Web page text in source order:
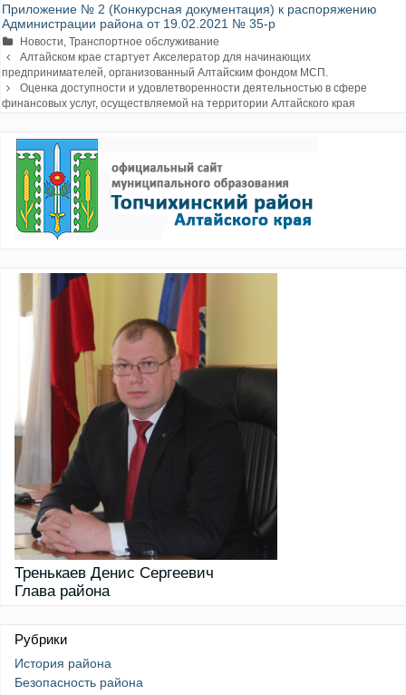
Приложение № 2 (Конкурсная документация) к распоряжению
Администрации района от 19.02.2021 № 35-р
Рубрики
Новости ,Транспортное обслуживание
Навигация
записи
Алтайском крае стартует Акселератор для начинающих
предпринимателей, организованный Алтайским фондом МСП.
Оценка доступности и удовлетворенности деятельностью в сфере
финансовых услуг, осуществляемой на территории Алтайского края
Тренькаев Денис Сергеевич
Глава района
Рубрики
История района
Безопасность района